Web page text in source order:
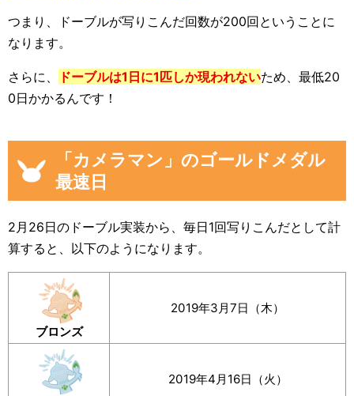
つまり、ドーブルが写りこんだ回数が200回ということに
なります。
さらに、 ドーブルは1日に1匹しか現われないため、最低20
0日かかるんです！
「カメラマン」のゴールドメダル
最速日
2月26日のドーブル実装から、毎日1回写りこんだとして計
算すると、以下のようになります。
ブロンズ
2019年3月7日（木）
2019年4月16日（火）